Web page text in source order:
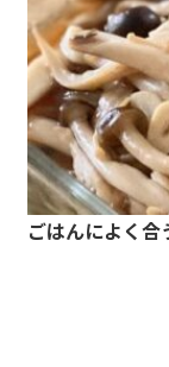
ごはんによく